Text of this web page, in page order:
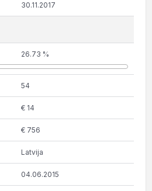
30.11.2017
26.73 %
54
€ 14
€ 756
Latvija
04.06.2015